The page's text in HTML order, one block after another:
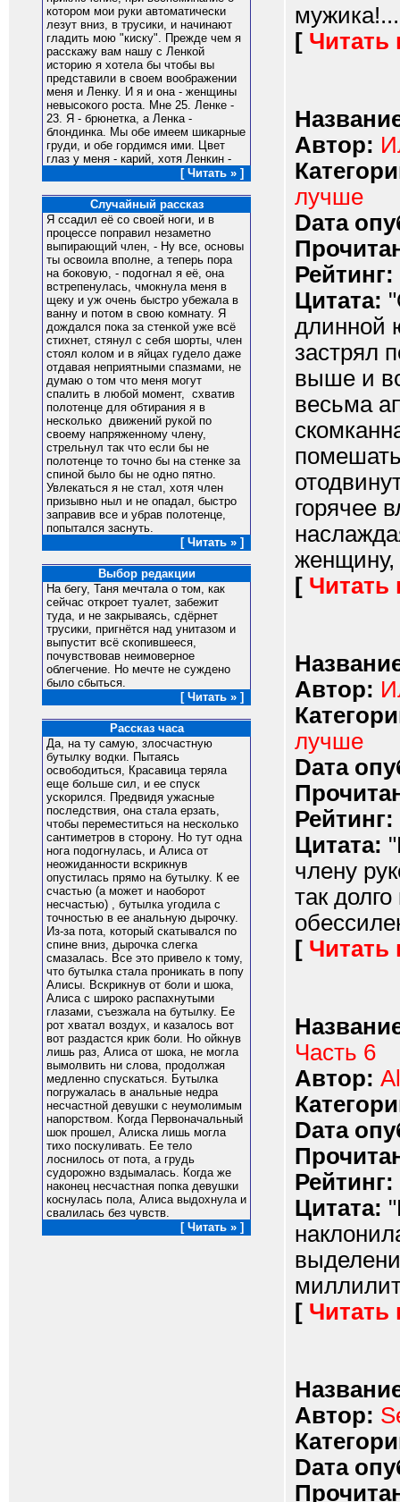
котором мои руки автоматически
лезут вниз, в трусики, и начинают
гладить мою "киску". Прежде чем я
расскажу вам нашу с Ленкой
историю я хотела бы чтобы вы
представили в своем воображении
меня и Ленку. И я и она - женщины
невысокого роста. Мне 25. Ленке -
23. Я - брюнетка, а Ленка -
блондинка. Мы обе имеем шикарные
груди, и обе гордимся ими. Цвет
глаз у меня - карий, хотя Ленкин -
[ Читать » ]
Случайный рассказ
Я ссадил её со своей ноги, и в
процессе поправил незаметно
выпирающий член, - Ну все, основы
ты освоила вполне, а теперь пора
на боковую, - подогнал я её, она
встрепенулась, чмокнула меня в
щеку и уж очень быстро убежала в
ванну и потом в свою комнату. Я
дождался пока за стенкой уже всё
стихнет, стянул с себя шорты, член
стоял колом и в яйцах гудело даже
отдавая неприятными спазмами, не
думаю о том что меня могут
спалить в любой момент, схватив
полотенце для обтирания я в
несколько движений рукой по
своему напряженному члену,
стрельнул так что если бы не
полотенце то точно бы на стенке за
спиной было бы не одно пятно.
Увлекаться я не стал, хотя член
призывно ныл и не опадал, быстро
заправив все и убрав полотенце,
попытался заснуть.
[ Читать » ]
Выбор редакции
На бегу, Таня мечтала о том, как
сейчас откроет туалет, забежит
туда, и не закрываясь, сдёрнет
трусики, пригнётся над унитазом и
выпустит всё скопившееся,
почувствовав неимоверное
облегчение. Но мечте не суждено
было сбыться.
[ Читать » ]
Рассказ часа
Да, на ту самую, злосчастную
бутылку водки. Пытаясь
освободиться, Красавица теряла
еще больше сил, и ее спуск
ускорился. Предвидя ужасные
последствия, она стала ерзать,
чтобы переместиться на несколько
сантиметров в сторону. Но тут одна
нога подогнулась, и Алиса от
неожиданности вскрикнув
опустилась прямо на бутылку. К ее
счастью (а может и наоборот
несчастью) , бутылка угодила с
точностью в ее анальную дырочку.
Из-за пота, который скатывался по
спине вниз, дырочка слегка
смазалась. Все это привело к тому,
что бутылка стала проникать в попу
Алисы. Вскрикнув от боли и шока,
Алиса с широко распахнутыми
глазами, съезжала на бутылку. Ее
рот хватал воздух, и казалось вот
вот раздастся крик боли. Но ойкнув
лишь раз, Алиса от шока, не могла
вымолвить ни слова, продолжая
медленно спускаться. Бутылка
погружалась в анальные недра
несчастной девушки с неумолимым
напорством. Когда Первоначальный
шок прошел, Алиска лишь могла
тихо поскуливать. Ее тело
лоснилось от пота, а грудь
судорожно вздымалась. Когда же
наконец несчастная попка девушки
коснулась пола, Алиса выдохнула и
свалилась без чувств.
[ Читать » ]
[ Читать
Автор:
лучше
Dата
Рейтинг:
Цитата:
длинной
застрял
выше и
весьма
горячее
женщину,
[ Читать
Автор:
лучше
Dата
Рейтинг:
Цитата:
члену
так
[ Читать
Часть 6
Автор:
Dата
Рейтинг:
Цитата:
[ Читать
Автор:
Dата